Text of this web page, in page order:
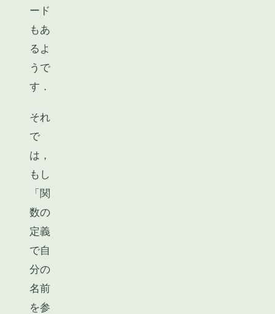
ード
もあ
るよ
うで
す．
それ
で
は，
もし
「関
数の
定義
で自
分の
名前
を参